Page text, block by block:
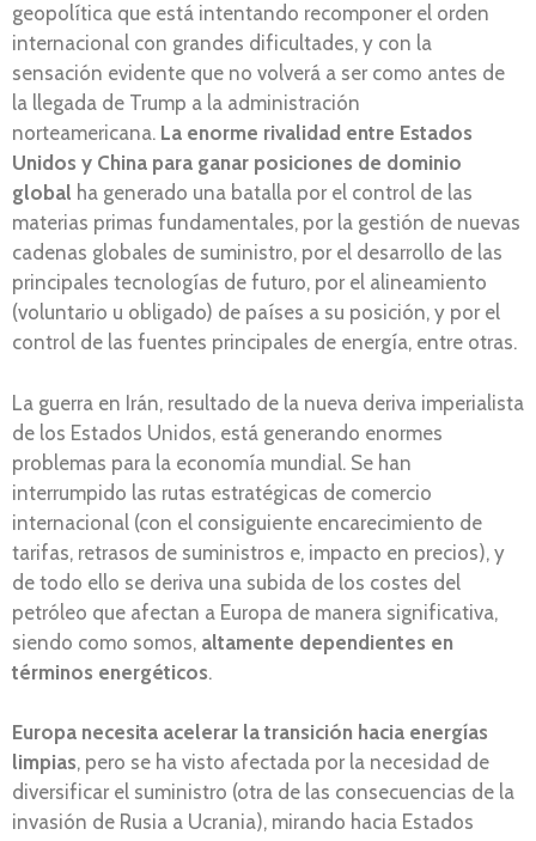
geopolítica que está intentando recomponer el orden
internacional con grandes dificultades, y con la
sensación evidente que no volverá a ser como antes de
la llegada de Trump a la administración
norteamericana. La enorme rivalidad entre Estados
Unidos y China para ganar posiciones de dominio
global ha generado una batalla por el control de las
materias primas fundamentales, por la gestión de nuevas
cadenas globales de suministro, por el desarrollo de las
principales tecnologías de futuro, por el alineamiento
(voluntario u obligado) de países a su posición, y por el
control de las fuentes principales de energía, entre otras.
La guerra en Irán, resultado de la nueva deriva imperialista
de los Estados Unidos, está generando enormes
problemas para la economía mundial. Se han
interrumpido las rutas estratégicas de comercio
internacional (con el consiguiente encarecimiento de
tarifas, retrasos de suministros e, impacto en precios), y
de todo ello se deriva una subida de los costes del
petróleo que afectan a Europa de manera significativa,
siendo como somos, altamente dependientes en
términos energéticos.
Europa necesita acelerar la transición hacia energías
limpias, pero se ha visto afectada por la necesidad de
diversificar el suministro (otra de las consecuencias de la
invasión de Rusia a Ucrania), mirando hacia Estados